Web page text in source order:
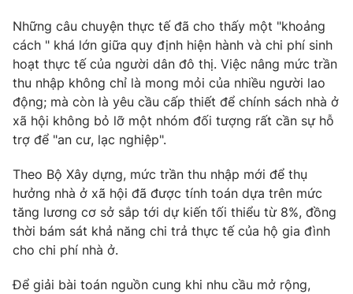
Những câu chuyện thực tế đã cho thấy một "khoảng
cách " khá lớn giữa quy định hiện hành và chi phí sinh
hoạt thực tế của người dân đô thị. Việc nâng mức trần
thu nhập không chỉ là mong mỏi của nhiều người lao
động; mà còn là yêu cầu cấp thiết để chính sách nhà ở
xã hội không bỏ lỡ một nhóm đối tượng rất cần sự hỗ
trợ để "an cư, lạc nghiệp".
Theo Bộ Xây dựng, mức trần thu nhập mới để thụ
hưởng nhà ở xã hội đã được tính toán dựa trên mức
tăng lương cơ sở sắp tới dự kiến tối thiểu từ 8%, đồng
thời bám sát khả năng chi trả thực tế của hộ gia đình
cho chi phí nhà ở.
Để giải bài toán nguồn cung khi nhu cầu mở rộng,